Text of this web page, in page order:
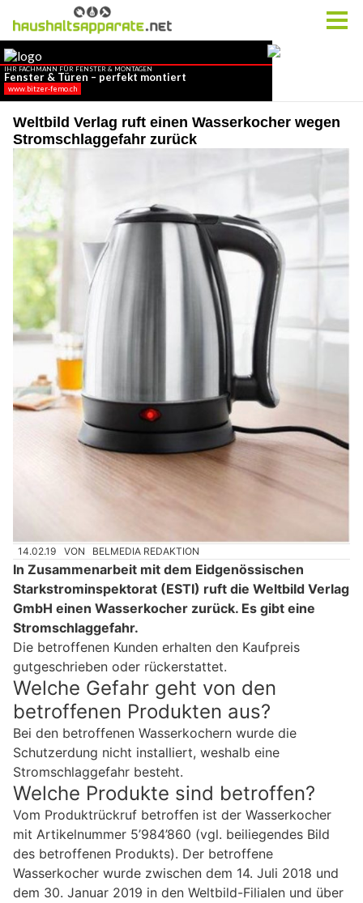
Weltbild Verlag ruft einen Wasserkocher wegen
Stromschlaggefahr zurück
14.02.19 VON BELMEDIA REDAKTION
In Zusammenarbeit mit dem Eidgenössischen
Starkstrominspektorat (ESTI) ruft die Weltbild Verlag
GmbH einen Wasserkocher zurück. Es gibt eine
Stromschlaggefahr.
Die betroffenen Kunden erhalten den Kaufpreis
gutgeschrieben oder rückerstattet.
Welche Gefahr geht von den
betroffenen Produkten aus?
Bei den betroffenen Wasserkochern wurde die
Schutzerdung nicht installiert, weshalb eine
Stromschlaggefahr besteht.
Welche Produkte sind betroffen?
Vom Produktrückruf betroffen ist der Wasserkocher
mit Artikelnummer 5’984’860 (vgl. beiliegendes Bild
des betroffenen Produkts). Der betroffene
Wasserkocher wurde zwischen dem 14. Juli 2018 und
dem 30. Januar 2019 in den Weltbild-Filialen und über